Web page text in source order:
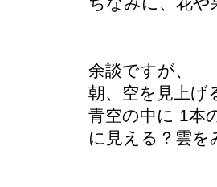
余談ですが、
朝、空を見上げ
青空の中に 1本
に見える？雲